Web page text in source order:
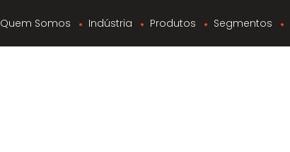
Quem Somos Indústria Produtos Segmentos